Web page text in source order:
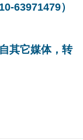
63971479）
其它媒体，转